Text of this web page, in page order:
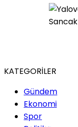
KATEGORİLER
Gündem
Ekonomi
Spor